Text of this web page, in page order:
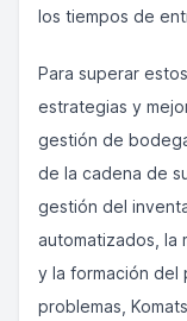
los tiempos de
Para superar
estrategias y
gestión de
de la cadena de
gestión del
automatizados, la
y la formación del
problemas,